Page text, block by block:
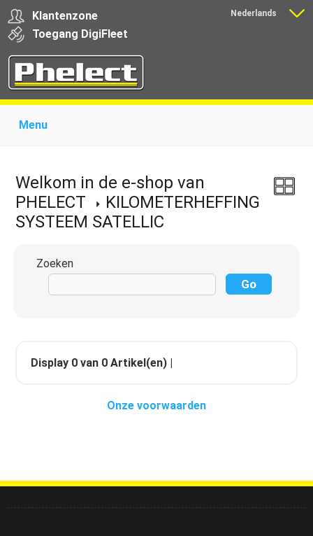
Klantenzone
Toegang DigiFleet
Nederlands
Menu
Producten voor transporteurs
Opleiding
Nieuws
Ondersteuning
Download Links Contact
Welkom in de e-shop van
PHELECT
KILOMETERHEFFING
SYSTEEM SATELLIC
Zoeken
Display 0 van 0 Artikel(en) |
Onze voorwaarden